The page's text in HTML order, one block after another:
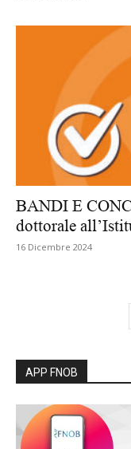
BANDI E
dottorale
16 Dicembre 2024
APP FNOB